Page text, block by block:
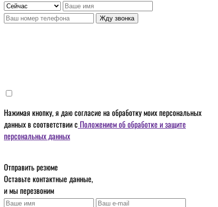
Жду звонка
Нажимая кнопку, я даюсогласие на обработку моих персональных
данныхв соответствии с Положением об обработке и защите
персональных данных
Отправить резюме
Оставьте контактные данные,
и мы перезвоним